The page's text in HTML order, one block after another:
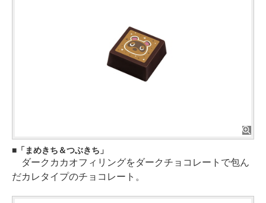
「まめきち＆つぶきち」
ダークカカオフィリングをダークチョコレートで包ん
だカレタイプのチョコレート。